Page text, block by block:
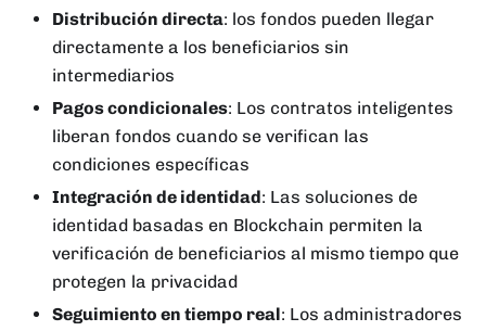
Distribución directa: los fondos pueden llegar
directamente a los beneficiarios sin
intermediarios
Pagos condicionales: Los contratos inteligentes
liberan fondos cuando se verifican las
condiciones específicas
Integración de identidad: Las soluciones de
identidad basadas en Blockchain permiten la
verificación de beneficiarios al mismo tiempo que
protegen la privacidad
Seguimiento en tiempo real: Los administradores